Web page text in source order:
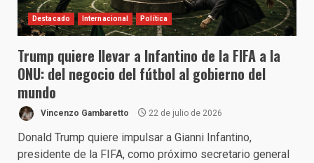
Destacado Internacional Política
Trump quiere llevar a Infantino de la FIFA a la
ONU: del negocio del fútbol al gobierno del
mundo
Vincenzo Gambaretto 22 de julio de 2026
Donald Trump quiere impulsar a Gianni Infantino,
presidente de la FIFA, como próximo secretario general